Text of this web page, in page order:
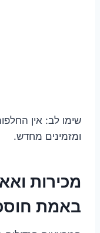
שימו לב: אין
ומזמינים מחדש.
מכירות
באמת